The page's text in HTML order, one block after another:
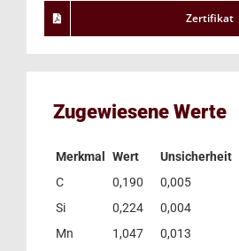
Zertifikat
Zugewiesene Werte
Merkmal Wert Unsicherheit
C
0,190 0,005
Si
0,224 0,004
Mn
1,047 0,013